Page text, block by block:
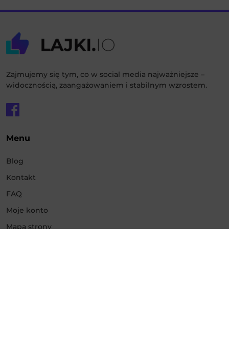
Zajmujemy się tym, co w social media najważniejsze –
widocznością, zaangażowaniem i stabilnym wzrostem.
Menu
Blog
Kontakt
FAQ
Moje konto
Mapa strony